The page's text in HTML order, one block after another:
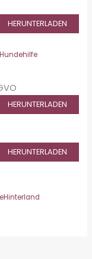
HERUNTERLADEN
HERUNTERLADEN
HERUNTERLADEN